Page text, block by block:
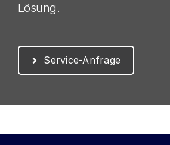
Lösung.
Service-Anfrage